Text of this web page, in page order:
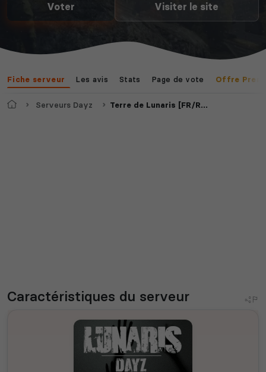
Voter Visiter le site
Fiche serveur Les avis Stats Page de vote Offre
AccueilServeurs Dayz Terre de Lunaris [FR/RP/PC]
Caractéristiques du serveur